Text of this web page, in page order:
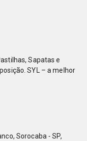
Sapatas e
SYL – a melhor
Sorocaba - SP,